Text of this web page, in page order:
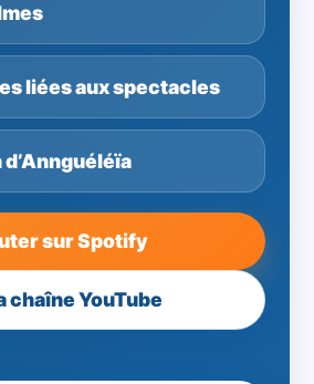
liées aux spectacles
sur Spotify
chaîne YouTube